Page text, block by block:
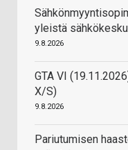
yleistä
9.8.2026
GTA VI
X/S)
9.8.2026
Pariutumisen